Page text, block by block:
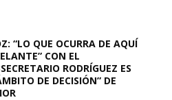
“LO QUE OCURRA DE AQUÍ
CON EL
RODRÍGUEZ ES
DE DECISIÓN” DE